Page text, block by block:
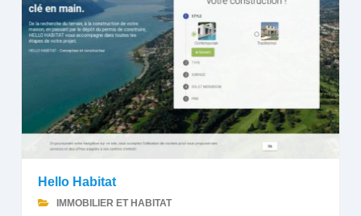
Hello Habitat
IMMOBILIER ET HABITAT